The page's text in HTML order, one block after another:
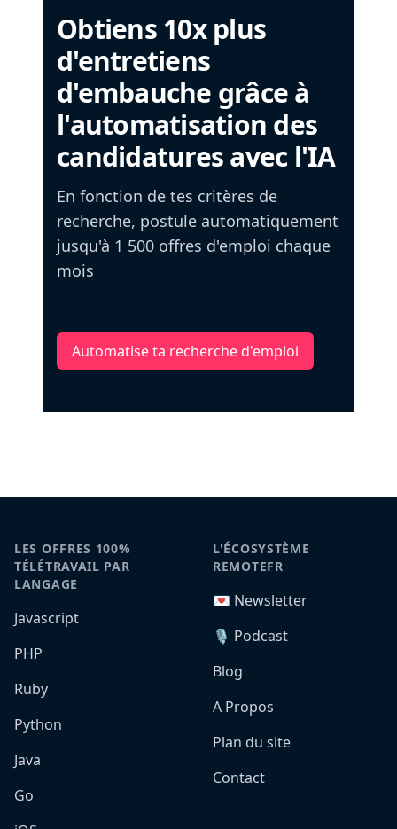
Obtiens 10x plus
d'entretiens
d'embauche grâce à
l'automatisation des
candidatures avec l'IA
En fonction de tes critères de
recherche, postule automatiquement
jusqu'à 1 500 offres d'emploi chaque
mois
Automatise ta recherche d'emploi
LES OFFRES 100%
TÉLÉTRAVAIL PAR
LANGAGE
Javascript
PHP
Ruby
Python
Java
Go
L'ÉCOSYSTÈME
REMOTEFR
💌 Newsletter
🎙️ Podcast
Blog
A Propos
Plan du site
Contact